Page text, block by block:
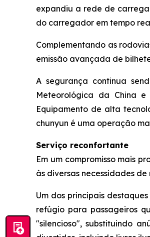
expandiu a rede de
do carregador em tempo
Complementando as
emissão avançada de
A segurança continua
Meteorológica da China
Equipamento de alta
chunyun é uma operação
Serviço reconfortante
Em um compromisso mais
às diversas necessidades
Um dos principais
refúgio para passageiros
"silencioso", substituindo